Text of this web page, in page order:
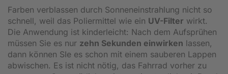
Farben verblassen durch Sonneneinstrahlung nicht so
schnell, weil das Poliermittel wie ein UV-Filter wirkt.
Die Anwendung ist kinderleicht: Nach dem Aufsprühen
müssen Sie es nur zehn Sekunden einwirken lassen,
dann können SIe es schon mit einem sauberen Lappen
abwischen. Es ist nicht nötig, das Fahrrad vorher zu